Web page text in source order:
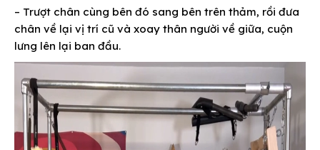
– Trượt chân cùng bên đó sang bên trên thảm, rồi đưa
chân về lại vị trí cũ và xoay thân người về giữa, cuộn
lưng lên lại ban đầu.